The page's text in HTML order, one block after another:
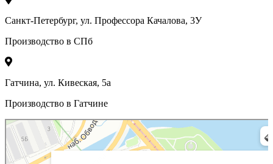
Санкт-Петербург, ул. Профессора Качалова, 3У
Производство в СПб
Гатчина, ул. Кивеская, 5а
Производство в Гатчине
Санкт‑Петербург
Яндекс Карты — транспорт, навигация, поиск мест